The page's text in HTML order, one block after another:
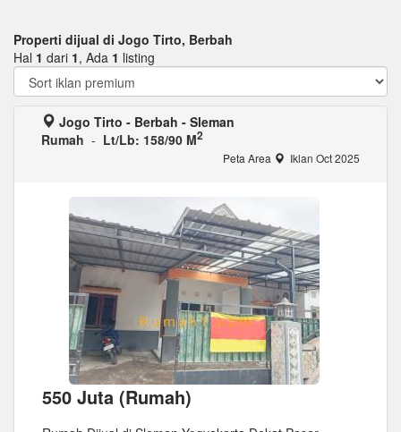
Properti dijual di Jogo Tirto, Berbah
Hal 1 dari 1, Ada 1 listing
Jogo Tirto - Berbah - Sleman
Rumah - Lt/Lb: 158/90 M2
Peta Area Iklan Oct 2025
550 Juta (Rumah)